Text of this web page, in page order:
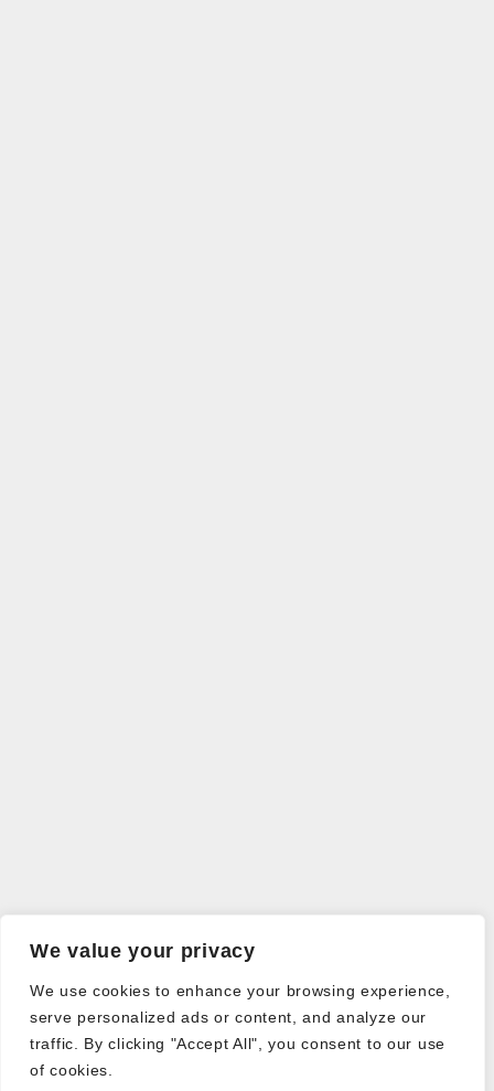
We value your privacy
We use cookies to enhance your browsing experience,
serve personalized ads or content, and analyze our
traffic. By clicking "Accept All", you consent to our use
of cookies.